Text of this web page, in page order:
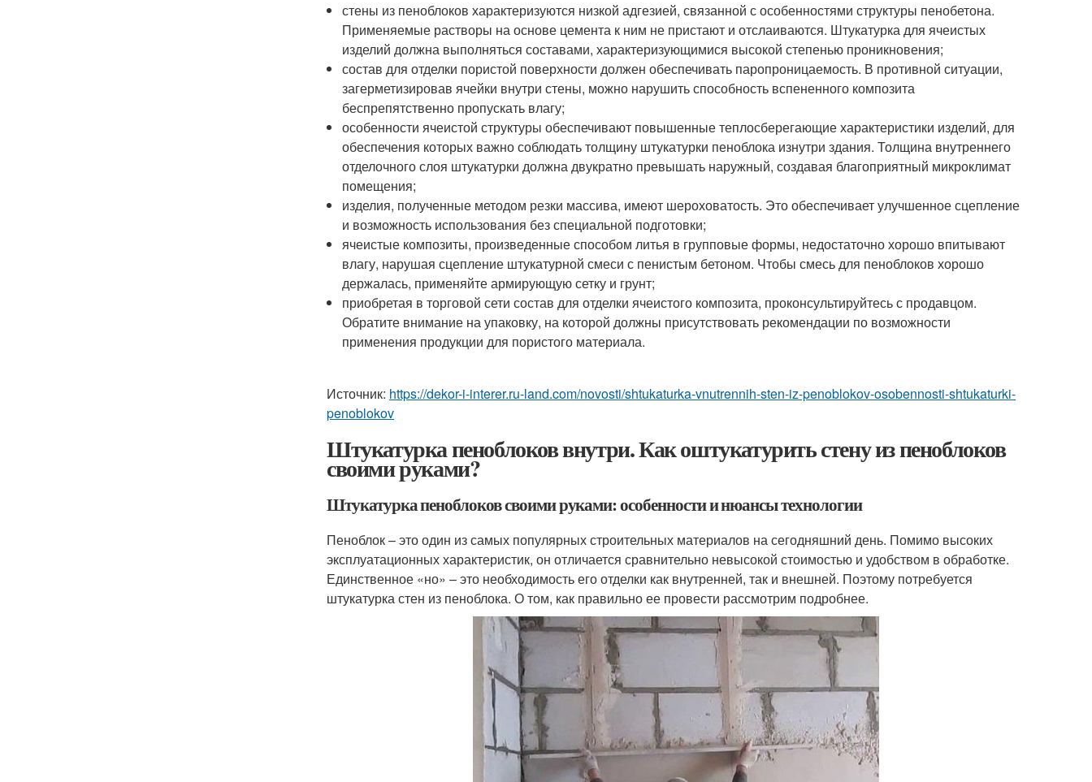
стены из пеноблоков характеризуются низкой адгезией, связанной с особенностями структуры пенобетона.
Применяемые растворы на основе цемента к ним не пристают и отслаиваются. Штукатурка для ячеистых
изделий должна выполняться составами, характеризующимися высокой степенью проникновения;
состав для отделки пористой поверхности должен обеспечивать паропроницаемость. В противной ситуации,
загерметизировав ячейки внутри стены, можно нарушить способность вспененного композита
беспрепятственно пропускать влагу;
особенности ячеистой структуры обеспечивают повышенные теплосберегающие характеристики изделий, для
обеспечения которых важно соблюдать толщину штукатурки пеноблока изнутри здания. Толщина внутреннего
отделочного слоя штукатурки должна двукратно превышать наружный, создавая благоприятный микроклимат
помещения;
изделия, полученные методом резки массива, имеют шероховатость. Это обеспечивает улучшенное сцепление
и возможность использования без специальной подготовки;
ячеистые композиты, произведенные способом литья в групповые формы, недостаточно хорошо впитывают
влагу, нарушая сцепление штукатурной смеси с пенистым бетоном. Чтобы смесь для пеноблоков хорошо
держалась, применяйте армирующую сетку и грунт;
приобретая в торговой сети состав для отделки ячеистого композита, проконсультируйтесь с продавцом.
Обратите внимание на упаковку, на которой должны присутствовать рекомендации по возможности
применения продукции для пористого материала.
Источник: https://dekor-i-interer.ru-land.com/novosti/shtukaturka-vnutrennih-sten-iz-penoblokov-osobennosti-shtukaturki-
penoblokov
Штукатурка пеноблоков внутри. Как оштукатурить стену из пеноблоков
своими руками?
Штукатурка пеноблоков своими руками: особенности и нюансы технологии
Пеноблок – это один из самых популярных строительных материалов на сегодняшний день. Помимо высоких
эксплуатационных характеристик, он отличается сравнительно невысокой стоимостью и удобством в обработке.
Единственное «но» – это необходимость его отделки как внутренней, так и внешней. Поэтому потребуется
штукатурка стен из пеноблока. О том, как правильно ее провести рассмотрим подробнее.